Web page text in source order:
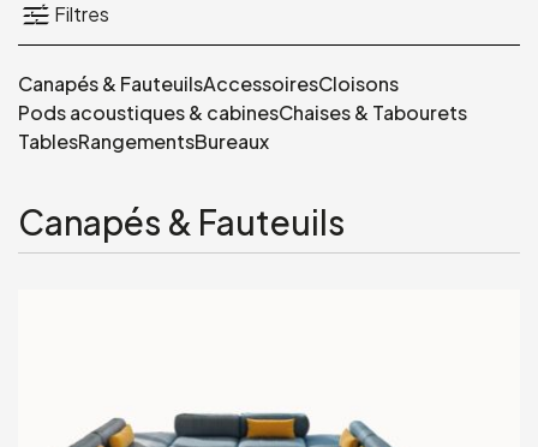
Filtres
Canapés & FauteuilsAccessoiresCloisons
Pods acoustiques & cabinesChaises & Tabourets
TablesRangementsBureaux
Canapés & Fauteuils